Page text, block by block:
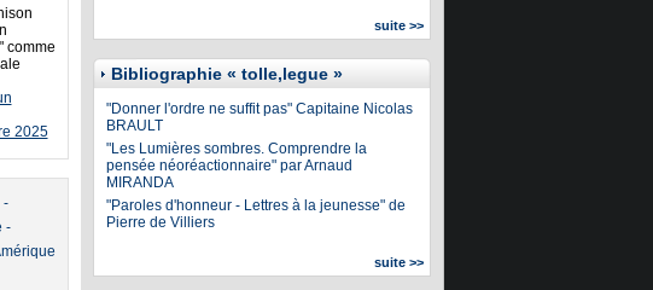
comme
2025
-
-
suite >>
Bibliographie « tolle,legue »
"Donner l'ordre ne suffit pas" Capitaine Nicolas
BRAULT
"Les Lumières sombres. Comprendre la
pensée néoréactionnaire" par Arnaud
MIRANDA
"Paroles d'honneur - Lettres à la jeunesse" de
Pierre de Villiers
suite >>